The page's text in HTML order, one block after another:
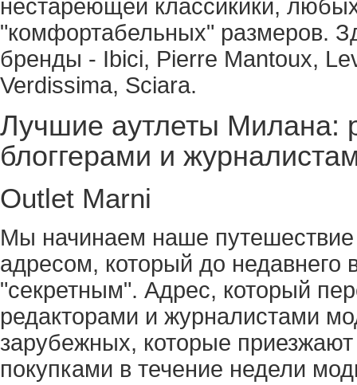
нестареющей классикики,
"комфортабельных" размеров.
бренды - Ibici, Pierre Mantoux,
Verdissima, Sciara.
Лучшие аутлеты Милана:
блоггерами и
Outlet Marni
Мы начинаем наше
адресом, который до недавнего
"секретным". Адрес, который
редакторами и журналистами
зарубежных, которые
покупками в течение недели